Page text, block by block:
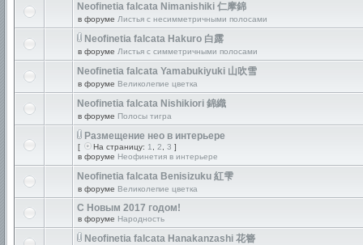
Neofinetia falcata Nimanishiki 仁摩錦
в форуме Листья с несимметричными полосами
Neofinetia falcata Hakuro 白露
в форуме Листья с симметричными полосами
Neofinetia falcata Yamabukiyuki 山吹雪
в форуме Великолепие цветка
Neofinetia falcata Nishikiori 錦織
в форуме Полосы тигра
Размещение нео в интерьере
[ На страницу: 1 2 3 ]
в форуме Неофинетия в интерьере
Neofinetia falcata Benisizuku 紅雫
в форуме Великолепие цветка
С Новым 2017 годом!
в форуме Народность
Neofinetia falcata Hanakanzashi 花簪